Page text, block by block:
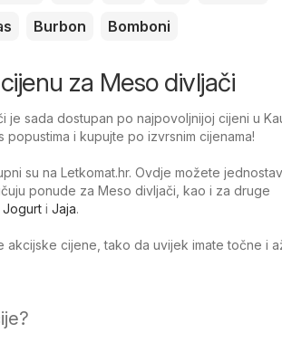
Burbon Bomboni
za Meso divljači
je sada dostupan po najpovoljnijoj cijeni u
i kupujte po izvrsnim cijenama!
su na Letkomat.hr. Ovdje možete
ponude za Meso divljači, kao i za druge
Jogurt i Jaja.
akcijske cijene, tako da uvijek imate točne i